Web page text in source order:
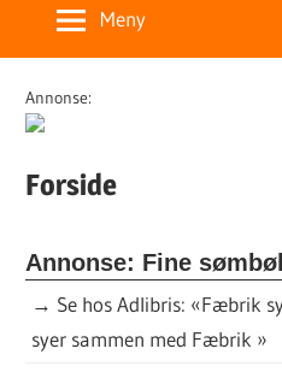
Meny
Annonse:
Forside
Annonse: Fine
→ Se hos Adlibris: «Fæbrik
syer sammen med Fæbrik »